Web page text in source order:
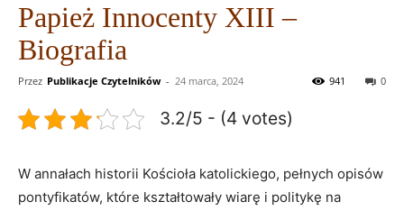
Papież Innocenty XIII –
Biografia
Przez Publikacje Czytelników - 24 marca, 2024 0
941
3.2/5 - (4 votes)
W annałach historii Kościoła katolickiego, pełnych opisów
pontyfikatów, które kształtowały wiarę i politykę na